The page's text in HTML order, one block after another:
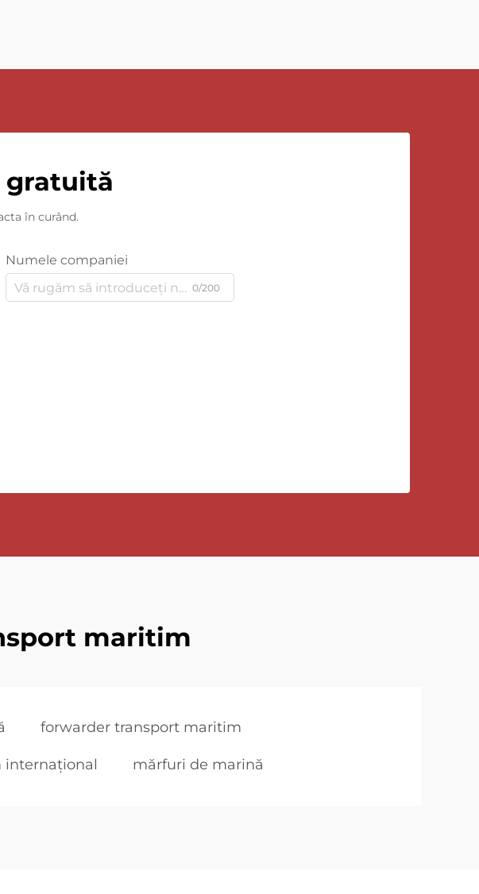
gratuită
în curând.
Numele companiei
0/200
maritim
forwarder transport maritim
mărfuri de marină